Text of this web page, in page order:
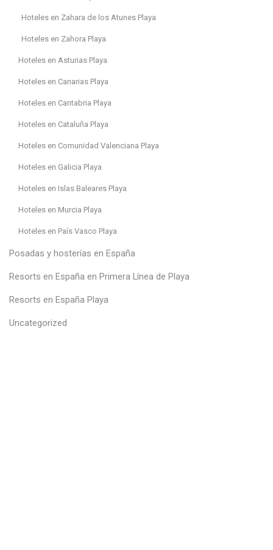
Hoteles en Zahara de los Atunes Playa
Hoteles en Zahora Playa
Hoteles en Asturias Playa
Hoteles en Canarias Playa
Hoteles en Cantabria Playa
Hoteles en Cataluña Playa
Hoteles en Comunidad Valenciana Playa
Hoteles en Galicia Playa
Hoteles en Islas Baleares Playa
Hoteles en Murcia Playa
Hoteles en País Vasco Playa
Posadas y hosterías en España
Resorts en España en Primera Línea de Playa
Resorts en España Playa
Uncategorized